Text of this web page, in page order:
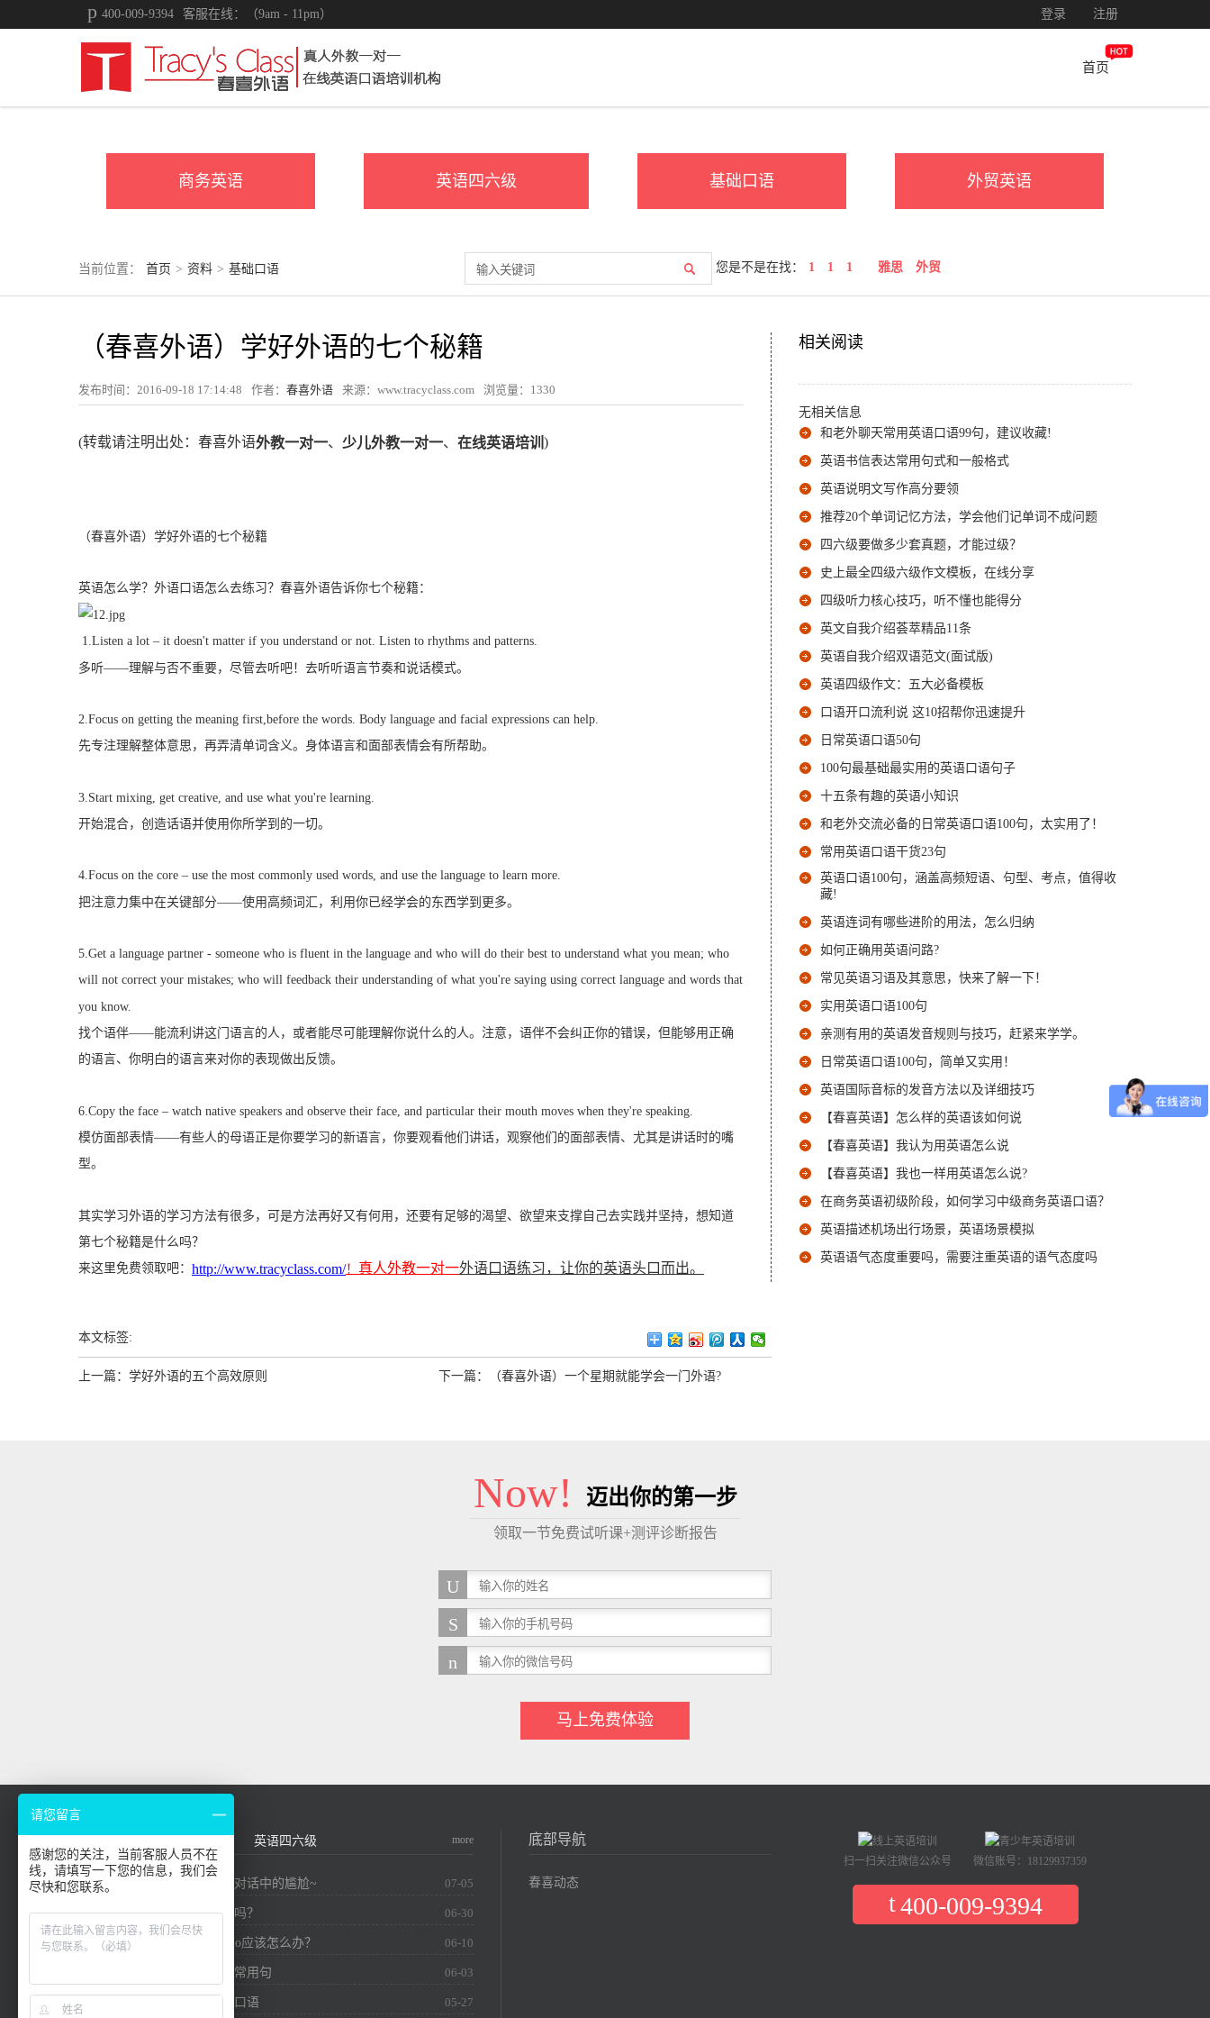
400-009-9394 客服在线：（9am - 11pm） 登录 注册
首页
商务英语 英语四六级 基础口语 外贸英语
当前位置： 首页 > 资料 > 基础口语 您是不是在找： 1 1 1 雅思 外贸
（春喜外语）学好外语的七个秘籍
发布时间：2016-09-18 17:14:48 作者： 春喜外语 来源：www.tracyclass.com 浏览量： 1330
(转载请注明出处：春喜外语外教一对一、 少儿外教一对一、 在线英语培训 )
（春喜外语）学好外语的七个秘籍
英语怎么学？外语口语怎么去练习？春喜外语告诉你七个秘籍：
1.Listen a lot – it doesn't matter if you understand or not. Listen to rhythms and patterns.
多听——理解与否不重要，尽管去听吧！去听听语言节奏和说话模式。
2.Focus on getting the meaning first,before the words. Body language and facial expressions can help.
先专注理解整体意思，再弄清单词含义。身体语言和面部表情会有所帮助。
3.Start mixing, get creative, and use what you're learning.
开始混合，创造话语并使用你所学到的一切。
4.Focus on the core – use the most commonly used words, and use the language to learn more.
把注意力集中在关键部分——使用高频词汇，利用你已经学会的东西学到更多。
5.Get a language partner - someone who is fluent in the language and who will do their best to understand what you mean; who
will not correct your mistakes; who will feedback their understanding of what you're saying using correct language and words that
you know.
找个语伴——能流利讲这门语言的人，或者能尽可能理解你说什么的人。注意，语伴不会纠正你的错误，但能够用正确
的语言、你明白的语言来对你的表现做出反馈。
6.Copy the face – watch native speakers and observe their face, and particular their mouth moves when they're speaking.
模仿面部表情——有些人的母语正是你要学习的新语言，你要观看他们讲话，观察他们的面部表情、尤其是讲话时的嘴
型。
其实学习外语的学习方法有很多，可是方法再好又有何用，还要有足够的渴望、欲望来支撑自己去实践并坚持，想知道
第七个秘籍是什么吗？
来这里免费领取吧： http://www.tracyclass.com/！ 真人外教一对一外语口语练习，让你的英语头口而出。
本文标签:
上一篇： 学好外语的五个高效原则 下一篇： （春喜外语）一个星期就能学会一门外语?
相关阅读
无相关信息
和老外聊天常用英语口语99句，建议收藏!
英语书信表达常用句式和一般格式
英语说明文写作高分要领
推荐20个单词记忆方法，学会他们记单词不成问题
四六级要做多少套真题，才能过级？
史上最全四级六级作文模板，在线分享
四级听力核心技巧，听不懂也能得分
英文自我介绍荟萃精品11条
英语自我介绍双语范文(面试版)
英语四级作文：五大必备模板
口语开口流利说 这10招帮你迅速提升
日常英语口语50句
100句最基础最实用的英语口语句子
十五条有趣的英语小知识
和老外交流必备的日常英语口语100句，太实用了！
常用英语口语干货23句
英语口语100句，涵盖高频短语、句型、考点，值得收
藏!
英语连词有哪些进阶的用法，怎么归纳
如何正确用英语问路?
常见英语习语及其意思，快来了解一下！
实用英语口语100句
亲测有用的英语发音规则与技巧，赶紧来学学。
日常英语口语100句，简单又实用！
英语国际音标的发音方法以及详细技巧
【春喜英语】怎么样的英语该如何说
【春喜英语】我认为用英语怎么说
【春喜英语】我也一样用英语怎么说?
在商务英语初级阶段，如何学习中级商务英语口语？
英语描述机场出行场景，英语场景模拟
英语语气态度重要吗，需要注重英语的语气态度吗
Now! 迈出你的第一步
领取一节免费试听课+测评诊断报告
马上免费体验
英语四六级 more
九个精华短语，帮你避免对话中的尴尬~ 07-05
你知道英语有多少个单词吗？ 06-30
在英国社交中，想要say no应该怎么办？ 06-10
口语必备！介绍中国外贸常用句 06-03
实用外贸信用证商务英语口语 05-27
底部导航
春喜动态
扫一扫关注微信公众号 微信账号：18129937359
400-009-9394
请您留言
感谢您的关注，当前客服人员不在
线，请填写一下您的信息，我们会
尽快和您联系。